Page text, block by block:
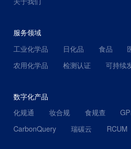
服务领域
工业化学品
日化品 食品
农用化学品
检测认证 可持续
数字化产品
化规通
妆合规 食规查
CarbonQuery
瑞碳云 RCUM